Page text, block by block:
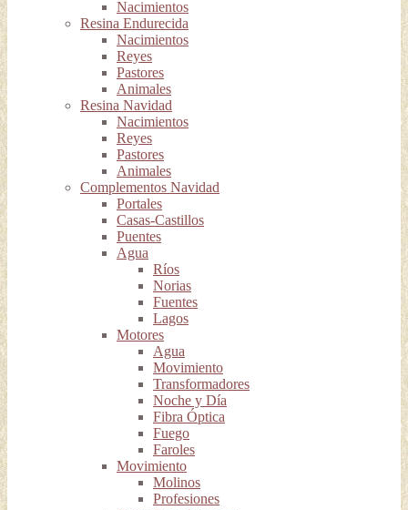
Nacimientos
Resina Endurecida
Nacimientos
Reyes
Pastores
Animales
Resina Navidad
Nacimientos
Reyes
Pastores
Animales
Complementos Navidad
Portales
Casas-Castillos
Puentes
Agua
Ríos
Norias
Fuentes
Lagos
Motores
Agua
Movimiento
Transformadores
Noche y Día
Fibra Óptica
Fuego
Faroles
Movimiento
Molinos
Profesiones